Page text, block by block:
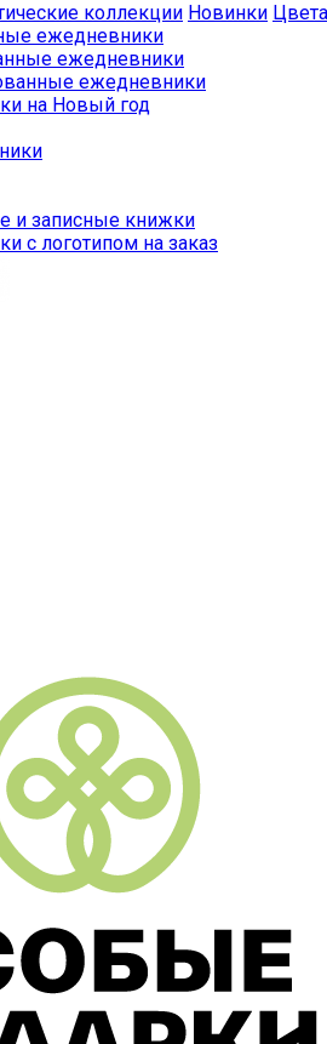
коллекции Новинки Цвета
ежедневники
ежедневники
ежедневники
на Новый год
и записные книжки
с логотипом на заказ